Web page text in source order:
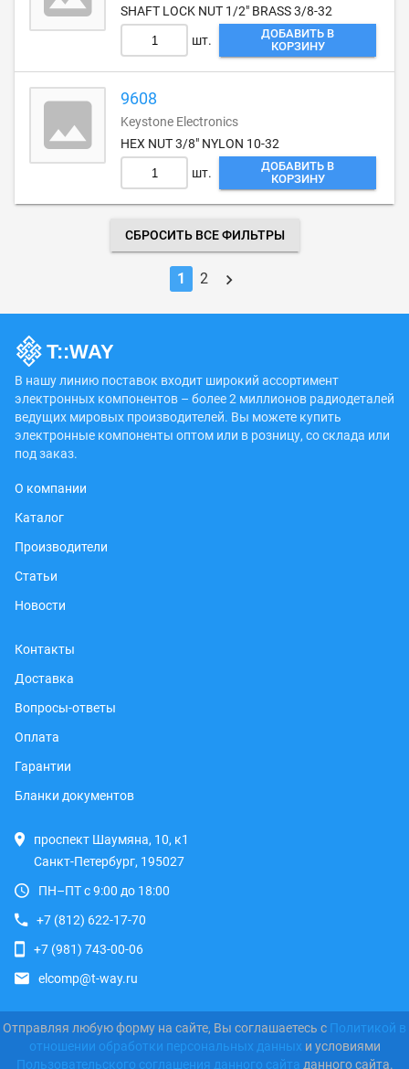
SHAFT LOCK NUT 1/2" BRASS 3/8-32
шт.
ДОБАВИТЬ В
КОРЗИНУ
9608
Keystone Electronics
HEX NUT 3/8" NYLON 10-32
шт.
ДОБАВИТЬ В
КОРЗИНУ
СБРОСИТЬ ВСЕ ФИЛЬТРЫ
1 2
В нашу линию поставок входит широкий ассортимент
электронных компонентов – более 2 миллионов радиодеталей
ведущих мировых производителей. Вы можете купить
электронные компоненты оптом или в розницу, со склада или
под заказ.
О компании
Каталог
Производители
Статьи
Новости
Контакты
Доставка
Вопросы-ответы
Оплата
Гарантии
Бланки документов
проспект Шаумяна, 10, к1
Санкт-Петербург, 195027
ПН–ПТ с 9:00 до 18:00
+7 (812) 622-17-70
+7 (981) 743-00-06
elcomp@t-way.ru
Отправляя любую форму на сайте, Вы соглашаетесь с Политикой в
отношении обработки персональных данных и условиями
Пользовательского соглашения данного сайта данного сайта.